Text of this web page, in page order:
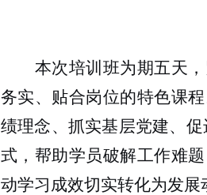
本次培训班为期五天
务实、贴合岗位的特色课程
绩理念、抓实基层党建、
式，帮助学员破解工作难
动学习成效切实转化为发展